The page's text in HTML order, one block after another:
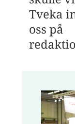
Tveka
oss på